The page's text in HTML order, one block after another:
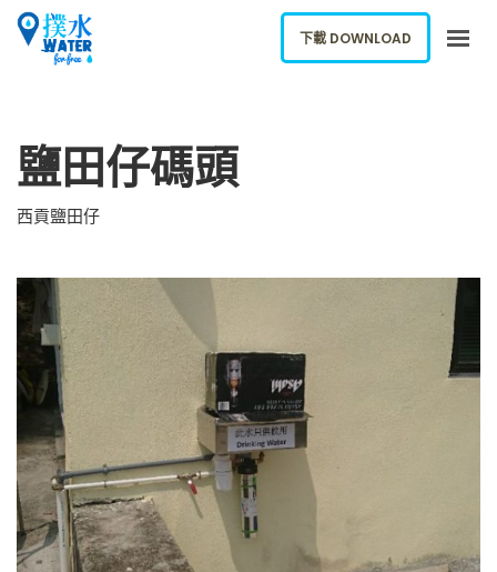
下載應用
ENGLISH
下載 DOWNLOAD
鹽田仔碼頭
西貢鹽田仔
下載 DOWNLOAD